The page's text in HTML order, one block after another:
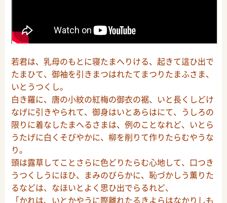
若君は、乳母のもとに寝たまへりける、起きて這ひ出で
たまひて、御袖を引きまつはれたてまつりたまふさま、
いとうつくし。
白き羅に、唐の小紋の紅梅の御衣の裾、いと長くしどけ
なげに引きやられて、御身はいとあらはにて、うしろの
限りに着なしたまへるさまは、例のことなれど、いとら
うたげに白くそびやかに、柳を削りて作りたらむやうな
り。
頭は露草してことさらに色どりたらむ心地して、口つき
うつくしうにほひ、まみのびらかに、恥づかしう薫りた
るなどは、なほいとよく思ひ出でらるれど、
「かれは、いとかやうに際離れたるきよらはなかりしも